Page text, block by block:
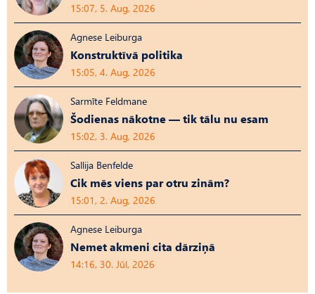
15:07, 5. Aug, 2026
Agnese Leiburga
Konstruktīvā politika
15:05, 4. Aug, 2026
Sarmīte Feldmane
Šodienas nākotne — tik tālu nu esam
15:02, 3. Aug, 2026
Sallija Benfelde
Cik mēs viens par otru zinām?
15:01, 2. Aug, 2026
Agnese Leiburga
Nemet akmeni cita dārziņā
14:16, 30. Jūl, 2026